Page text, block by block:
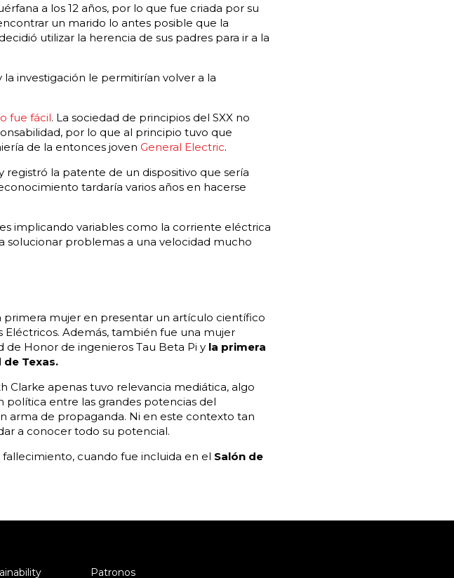
a los 12 años, por lo que fue criada por su
un marido lo antes posible que la
utilizar la herencia de sus padres para ir a la
investigación le permitirían volver a la
fue fácil. La sociedad de principios del SXX no
por lo que al principio tuvo que
de la entonces joven General Electric.
la patente de un dispositivo que sería
tardaría varios años en hacerse
implicando variables como la corriente eléctrica
problemas a una velocidad mucho
primera mujer en presentar un artículo científico
Además, también fue una mujer
Honor de ingenieros Tau Beta Pi yla primera
Texas.
Clarke apenas tuvo relevancia mediática, algo
entre las grandes potencias del
arma de propaganda. Ni en este contexto tan
a conocer todo su potencial.
fallecimiento, cuando fue incluida en el Salón de
Patronos